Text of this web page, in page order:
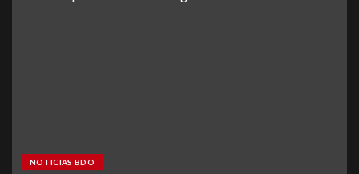
NOTICIAS BDO